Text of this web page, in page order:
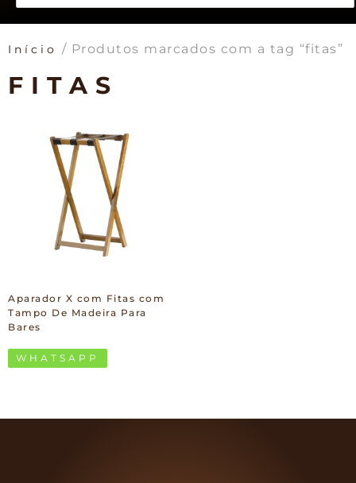
Início / Produtos marcados com a tag “fitas”
FITAS
Aparador X com Fitas com
Tampo De Madeira Para
Bares
WHATSAPP